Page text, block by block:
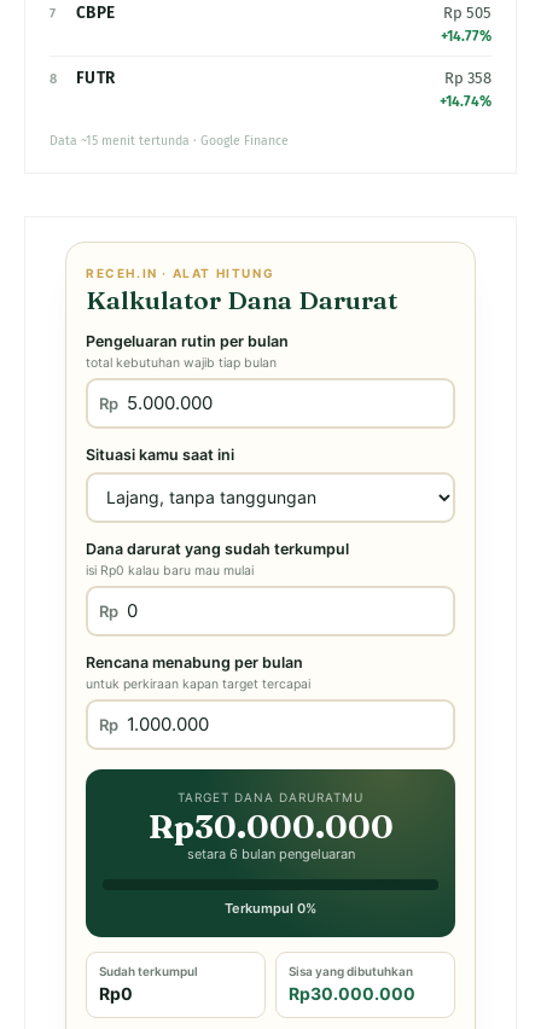
7 CBPE Rp 505
+14.77%
8 FUTR Rp 358
+14.74%
Data ~15 menit tertunda · Google Finance
RECEH.IN · ALAT HITUNG
Kalkulator Dana Darurat
Pengeluaran rutin per bulan
total kebutuhan wajib tiap bulan
Rp
Situasi kamu saat ini
Dana darurat yang sudah terkumpul
isi Rp0 kalau baru mau mulai
Rp
Rencana menabung per bulan
untuk perkiraan kapan target tercapai
Rp
TARGET DANA DARURATMU
Rp30.000.000
setara 6 bulan pengeluaran
Terkumpul 0%
Sudah terkumpul
Rp0
Sisa yang dibutuhkan
Rp30.000.000